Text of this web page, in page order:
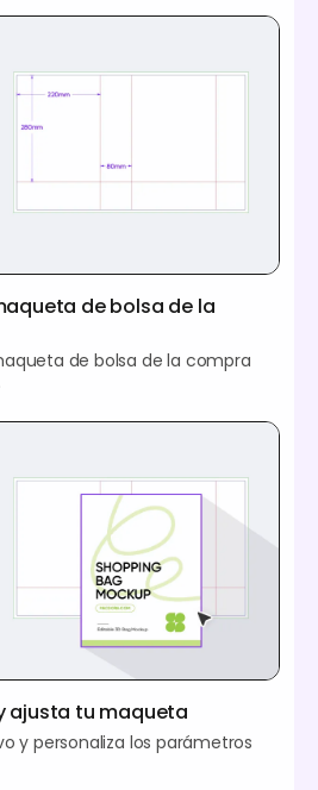
de bolsa de la
de bolsa de la compra
ajusta tu maqueta
y personaliza los parámetros